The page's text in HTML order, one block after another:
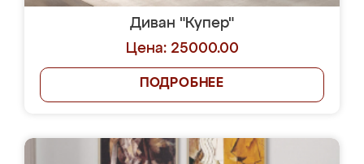
Диван "Купер"
Цена: 25000.00
ПОДРОБНЕЕ